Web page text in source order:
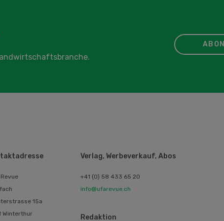
15a
Winterthur
Verlag, Werbeverkauf, Abos
+41 (0) 58 433 65 20
info@ufarevue.ch
Redaktion